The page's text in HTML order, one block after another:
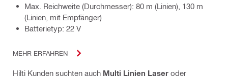
Max. Reichweite (Durchmesser): 80 m (Linien), 130 m
(Linien, mit Empfänger)
Batterietyp: 22 V
MEHR ERFAHREN
Hilti Kunden suchten auch Multi Linien Laser oder